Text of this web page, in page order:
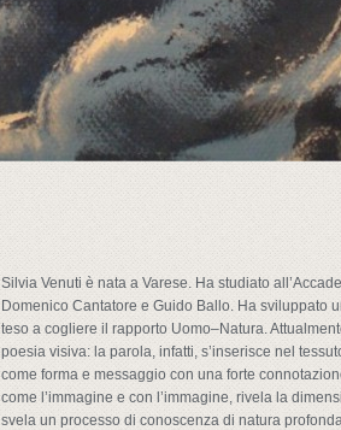
Silvia Venuti è nata a Varese. Ha studiato
Domenico Cantatore e Guido Ballo. Ha sviluppato
teso a cogliere il rapporto Uomo–Natura.
poesia visiva: la parola, infatti, s’inserisce nel
come forma e messaggio con una forte
come l’immagine e con l’immagine, rivela la
svela un processo di conoscenza di natura